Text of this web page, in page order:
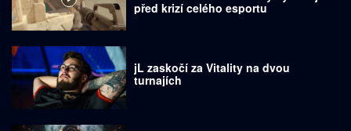
před krizí celého esportu
jL zaskočí za Vitality na dvou
turnajích